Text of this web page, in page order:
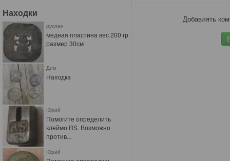
Добавлять
Находки
руслан
медная пластина вес 200 гр
размер 30см
Дим
Находка
Юрий
Помогите определить
клеймо RS. Возможно
против...
Юрий